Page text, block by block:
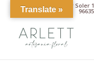
Av. Pintor Xavier Soler
Translate »